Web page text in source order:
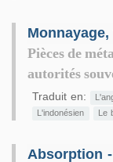
Pièces de
autorités
Traduit en:
L'indonésien
Le